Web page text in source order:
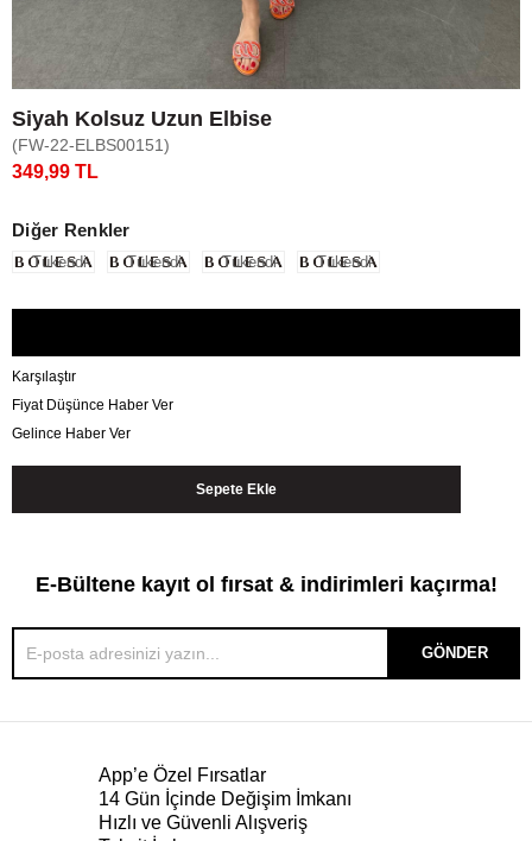
Siyah Kolsuz Uzun Elbise
(FW-22-ELBS00151)
349,99 TL
Diğer Renkler
Tükendi Tükendi Tükendi Tükendi
Karşılaştır
Fiyat Düşünce Haber Ver
Gelince Haber Ver
E-Bültene kayıt ol fırsat & indirimleri kaçırma!
GÖNDER
App’e Özel Fırsatlar
14 Gün İçinde Değişim İmkanı
Hızlı ve Güvenli Alışveriş